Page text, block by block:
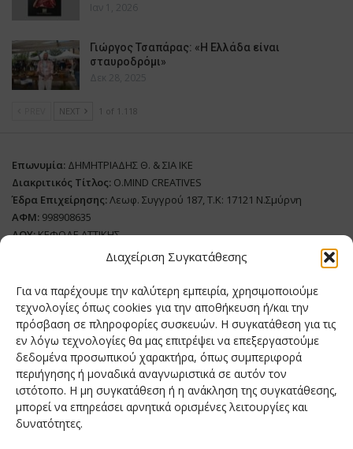
Διαχείριση Συγκατάθεσης
Για να παρέχουμε την καλύτερη εμπειρία, χρησιμοποιούμε
τεχνολογίες όπως cookies για την αποθήκευση ή/και την
πρόσβαση σε πληροφορίες συσκευών. Η συγκατάθεση για τις
εν λόγω τεχνολογίες θα μας επιτρέψει να επεξεργαστούμε
δεδομένα προσωπικού χαρακτήρα, όπως συμπεριφορά
περιήγησης ή μοναδικά αναγνωριστικά σε αυτόν τον
ιστότοπο. Η μη συγκατάθεση ή η ανάκληση της συγκατάθεσης,
μπορεί να επηρεάσει αρνητικά ορισμένες λειτουργίες και
δυνατότητες.
Ιαν 1, 2026
Γιώργος Τσαπάρας: «Η Ελλάδα είναι
σταυροδρόμι»
Δεκ 28, 2025
NEXT 1 of 1.118
Επωνυμία: ΔΗΜΗΤΡΙΑΔΗΣ Θ. & ΣΙΑ ΙΚΕ
Διακριτικός Τίτλος: O.MIND CREATIVES
Έδρα Επιχείρησης:Λεωφ. Συγγρού 187, Τ.Κ: 17121 Ν.Σμύρνη
ΑΦΜ: 998908635
ΔΟΥ:ΚΕΦΟΔΕ ΑΤΤΙΚΗΣ
Όνομα Ιδιοκτήτη και Νόμιμο Πρόσωπο: Θεόδωρος Δημητριάδης
Διευθυντής Σύνταξης:Ευθυμιάτου Μαίρη
Domain:grillmagazine.gr
Δικαιούχος Domain:Θεόδωρος Δημητριάδης
Διευθυντής:Θεόδωρος Δημητριάδης
Διαχειριστής:Θεόδωρος Δημητριάδης
Δήλωση Συμμόρφωσης
Αριθμός Πιστοποίησης Μ.Η.Τ.: